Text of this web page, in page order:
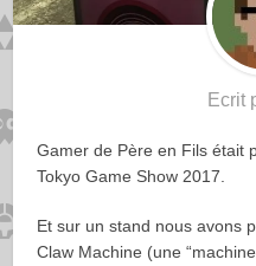
Ecrit
Gamer de Père en Fils était
Tokyo Game Show 2017.
Et sur un stand nous avons
Claw Machine (une